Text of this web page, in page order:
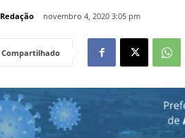
Redação novembro 4, 2020 3:05 pm
Compartilhado